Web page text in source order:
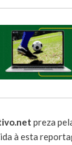
preza
à esta